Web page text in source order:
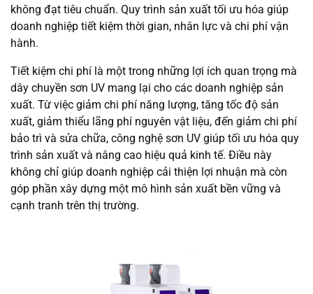
không đạt tiêu chuẩn. Quy trình sản xuất tối ưu hóa giúp
doanh nghiệp tiết kiệm thời gian, nhân lực và chi phí vận
hành.
Tiết kiệm chi phí là một trong những lợi ích quan trọng mà
dây chuyền sơn UV mang lại cho các doanh nghiệp sản
xuất. Từ việc giảm chi phí năng lượng, tăng tốc độ sản
xuất, giảm thiểu lãng phí nguyên vật liệu, đến giảm chi phí
bảo trì và sửa chữa, công nghệ sơn UV giúp tối ưu hóa quy
trình sản xuất và nâng cao hiệu quả kinh tế. Điều này
không chỉ giúp doanh nghiệp cải thiện lợi nhuận mà còn
góp phần xây dựng một mô hình sản xuất bền vững và
cạnh tranh trên thị trường.